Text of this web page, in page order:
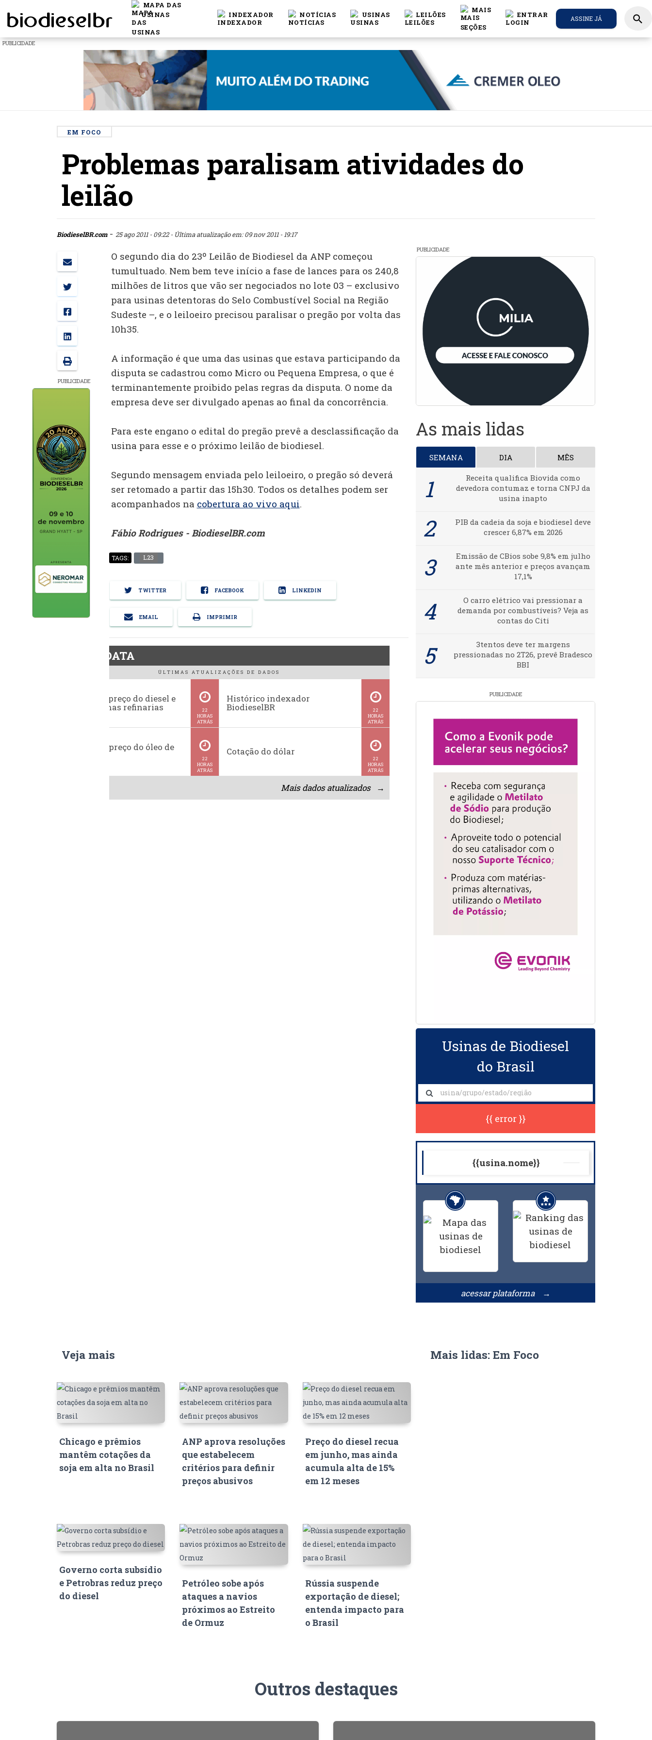
MAPA DAS
USINAS
INDEXADOR NOTÍCIAS USINAS LEILÕES
MAIS
ENTRAR ASSINE JÁ search
PUBLICIDADE
EM FOCO
Problemas paralisam atividades do
leilão
BiodieselBR.com- 25 ago 2011 - 09:22- Última atualização em: 09 nov 2011 - 19:17
PUBLICIDADE
O segundo dia do 23º Leilão de Biodiesel da ANP começou
tumultuado. Nem bem teve início a fase de lances para os 240,8
milhões de litros que vão ser negociados no lote 03 – exclusivo
para usinas detentoras do Selo Combustível Social na Região
Sudeste –, e o leiloeiro precisou paralisar o pregão por volta das
10h35.
A informação é que uma das usinas que estava participando da
disputa se cadastrou como Micro ou Pequena Empresa, o que é
terminantemente proibido pelas regras da disputa. O nome da
empresa deve ser divulgado apenas ao final da concorrência.
Para este engano o edital do pregão prevê a desclassificação da
usina para esse e o próximo leilão de biodiesel.
Segundo mensagem enviada pelo leiloeiro, o pregão só deverá
ser retomado a partir das 15h30. Todos os detalhes podem ser
acompanhados na cobertura ao vivo aqui.
Fábio Rodrigues - BiodieselBR.com
TAGS: L23
TWITTER FACEBOOK LINKEDIN
EMAIL IMPRIMIR
BiodieselDATA
ÚLTIMAS ATUALIZAÇÕES DE DADOS
Evolução do preço do diesel e
da gasolina nas refinarias
22
HORAS
ATRÁS
Histórico indexador
BiodieselBR
22
HORAS
ATRÁS
Histórico do preço do óleo de
22
HORAS
ATRÁS
Cotação do dólar
22
HORAS
ATRÁS
Mais dados atualizados →
PUBLICIDADE
As mais lidas
SEMANA DIA MÊS
Receita qualifica Biovida como
devedora contumaz e torna CNPJ da
usina inapto
PIB da cadeia da soja e biodiesel deve
crescer 6,87% em 2026
Emissão de CBios sobe 9,8% em julho
ante mês anterior e preços avançam
17,1%
O carro elétrico vai pressionar a
demanda por combustíveis? Veja as
contas do Citi
3tentos deve ter margens
pressionadas no 2T26, prevê Bradesco
BBI
PUBLICIDADE
Usinas de Biodiesel
do Brasil
{{ error }}
{{usina.nome}}
acessar plataforma →
Veja mais
Chicago e prêmios
mantêm cotações da
soja em alta no Brasil
ANP aprova resoluções
que estabelecem
critérios para definir
preços abusivos
Preço do diesel recua
em junho, mas ainda
acumula alta de 15%
em 12 meses
Governo corta subsídio
e Petrobras reduz preço
do diesel
Petróleo sobe após
ataques a navios
próximos ao Estreito
de Ormuz
Rússia suspende
exportação de diesel;
entenda impacto para
o Brasil
Mais lidas: Em Foco
Outros destaques